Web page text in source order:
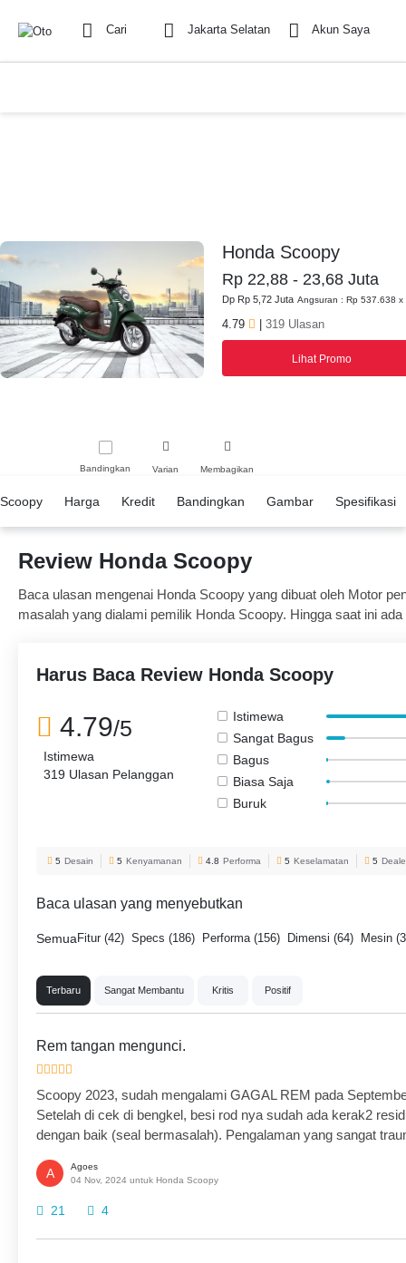
Cari Jakarta Selatan Akun Saya
Honda Scoopy
Rp 22,88 - 23,68 Juta
Dp Rp 5,72 Juta Angsuran : Rp 537.638 x
4.79 319 Ulasan
Lihat Promo
Bandingkan Varian Membagikan
Scoopy Harga Kredit Bandingkan Gambar Spesifikasi
Review Honda Scoopy
Baca ulasan mengenai Honda Scoopy yang dibuat oleh Motor
masalah yang dialami pemilik Honda Scoopy. Hingga saat ini
Harus Baca Review Honda Scoopy
4.79/5
Istimewa
319 Ulasan Pelanggan
5 Desain 5 Kenyamanan 4.8 Performa 5 Keselamatan 5
Istimewa
Sangat Bagus
Bagus
Biasa Saja
Buruk
Baca ulasan yang menyebutkan
Semua Fitur (42) Specs (186) Performa (156) Dimensi (64) Mesin
Terbaru Sangat Membantu Kritis Positif
Rem tangan mengunci.
Scoopy 2023, sudah mengalami GAGAL REM pada
Setelah di cek di bengkel, besi rod nya sudah ada kerak2
dengan baik (seal bermasalah). Pengalaman yang sangat
A
Agoes
04 Nov, 2024 untuk Honda Scoopy
21 4